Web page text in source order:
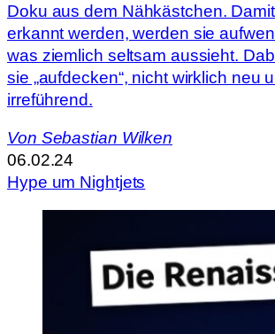
Doku aus dem Nähkästchen.
erkannt werden, werden sie
was ziemlich seltsam aussieht.
sie „aufdecken“, nicht wirklich neu
irreführend.
Von Sebastian Wilken
06.02.24
Hype um Nightjets